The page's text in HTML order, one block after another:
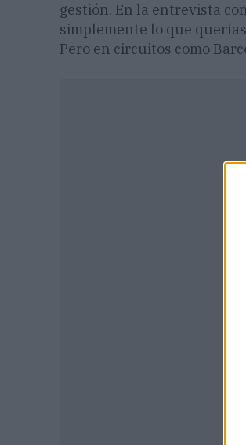
gestión. En la entrevista
simplemente lo que
Pero en circuitos como